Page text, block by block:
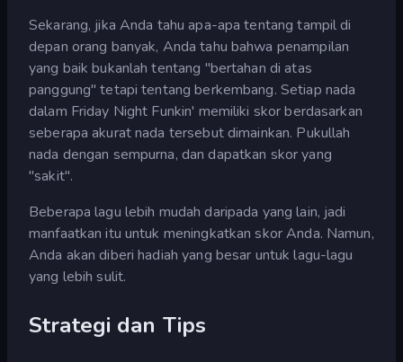
Sekarang, jika Anda tahu apa-apa tentang tampil di
depan orang banyak, Anda tahu bahwa penampilan
yang baik bukanlah tentang "bertahan di atas
panggung" tetapi tentang berkembang. Setiap nada
dalam Friday Night Funkin' memiliki skor berdasarkan
seberapa akurat nada tersebut dimainkan. Pukullah
nada dengan sempurna, dan dapatkan skor yang
"sakit".
Beberapa lagu lebih mudah daripada yang lain, jadi
manfaatkan itu untuk meningkatkan skor Anda. Namun,
Anda akan diberi hadiah yang besar untuk lagu-lagu
yang lebih sulit.
Strategi dan Tips